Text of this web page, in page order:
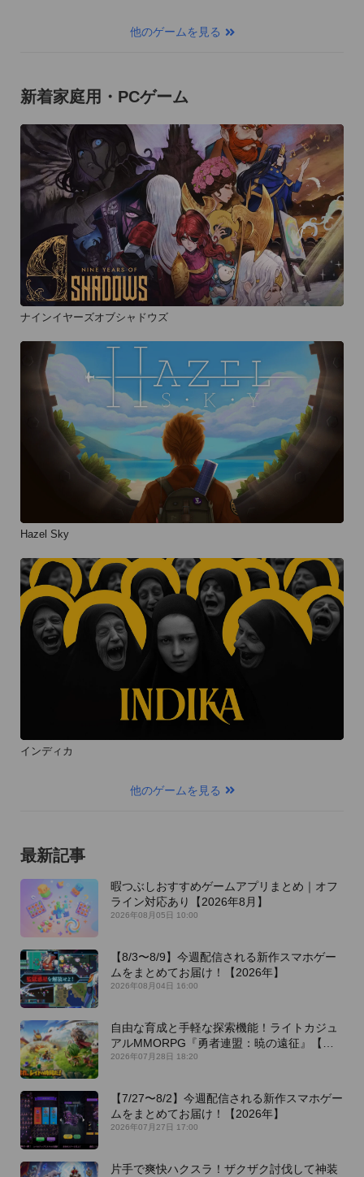
他のゲームを見る
新着家庭用・PCゲーム
ナインイヤーズオブシャドウズ
Hazel Sky
インディカ
他のゲームを見る
最新記事
暇つぶしおすすめゲームアプリまとめ｜オフ
ライン対応あり【2026年8月】
2026年08月05日 10:00
【8/3〜8/9】今週配信される新作スマホゲー
ムをまとめてお届け！【2026年】
2026年08月04日 16:00
自由な育成と手軽な探索機能！ライトカジュ
アルMMORPG『勇者連盟：暁の遠征』【最
新作PICKUP】
2026年07月28日 18:20
【7/27〜8/2】今週配信される新作スマホゲー
ムをまとめてお届け！【2026年】
2026年07月27日 17:00
片手で爽快ハクスラ！ザクザク討伐して神装